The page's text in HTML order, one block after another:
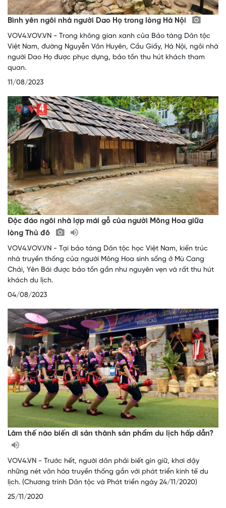
Bình yên ngôi nhà người Dao Họ trong lòng Hà Nội
VOV4.VOV.VN - Trong không gian xanh của Bảo tàng Dân tộc
Việt Nam, đường Nguyễn Văn Huyên, Cầu Giấy, Hà Nội, ngôi nhà
người Dao Họ được phục dựng, bảo tồn thu hút khách tham
quan.
11/08/2023
Độc đáo ngôi nhà lợp mái gỗ của người Mông Hoa giữa
lòng Thủ đô
VOV4.VOV.VN - Tại bảo tàng Dân tộc học Việt Nam, kiến trúc
nhà truyền thống của người Mông Hoa sinh sống ở Mù Cang
Chải, Yên Bái được bảo tồn gần như nguyên vẹn và rất thu hút
khách du lịch.
04/08/2023
Làm thế nào biến di sản thành sản phẩm du lịch hấp dẫn?
VOV4.VN - Trước hết, người dân phải biết gìn giữ, khơi dậy
những nét văn hóa truyền thống gắn với phát triển kinh tế du
lịch. (Chương trình Dân tộc và Phát triển ngày 24/11/2020)
25/11/2020